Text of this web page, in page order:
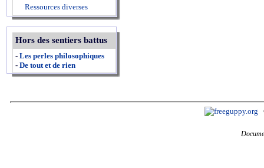
Ressources diverses
Hors des sentiers battus
- Les perles philosophiques
- De tout et de rien